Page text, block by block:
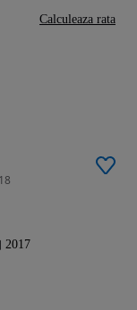
2017
Calculeaza rata